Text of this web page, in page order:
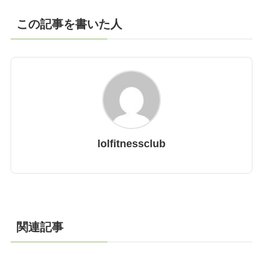
この記事を書いた人
lolfitnessclub
関連記事